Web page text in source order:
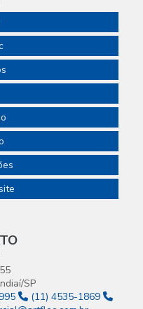
SP
(11) 4535-1869